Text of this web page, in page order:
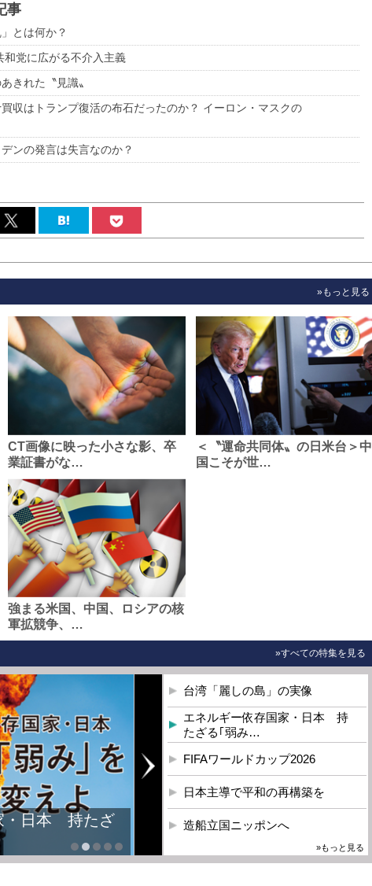
事
とは何か？
党に広がる不介入主義
きれた〝見識〟
買収はトランプ復活の布石だったのか？ イーロン・マスクの
ンの発言は失言なのか？
»もっと見る
CT画像に映った小さな影、卒
業証書がな…
＜〝運命共同体〟の日米台＞中
国こそが世…
強まる米国、中国、ロシアの核
軍拡競争、…
»すべての特集を見る
・日本 持たざ
台湾「麗しの島」の実像
エネルギー依存国家・日本 持
たざる｢弱み…
FIFAワールドカップ2026
日本主導で平和の再構築を
造船立国ニッポンへ
»もっと見る